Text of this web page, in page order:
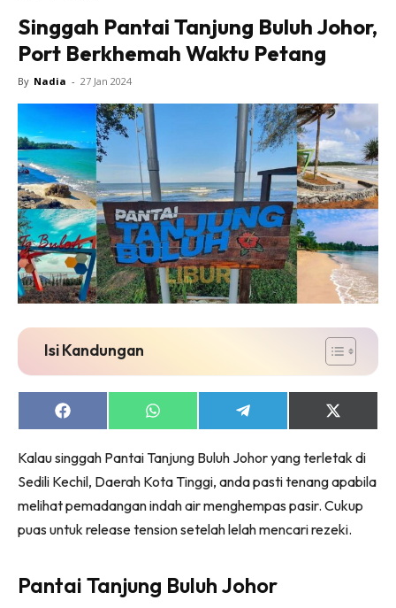
Singgah Pantai Tanjung Buluh Johor,
Port Berkhemah Waktu Petang
By Nadia - 27 Jan 2024
Isi Kandungan
Share
on
Share
on
Share
on
Share
on
(Twitter)
Kalau singgah Pantai Tanjung Buluh Johor yang terletak di
Sedili Kechil, Daerah Kota Tinggi, anda pasti tenang apabila
melihat pemadangan indah air menghempas pasir. Cukup
puas untuk release tension setelah lelah mencari rezeki.
Pantai Tanjung Buluh Johor